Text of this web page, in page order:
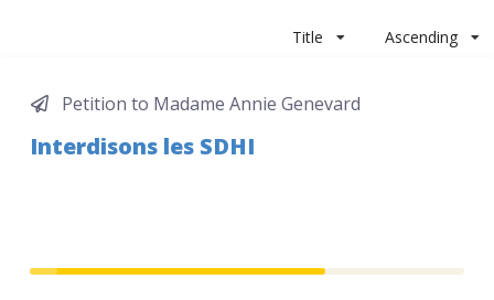
Title Ascending
Petition to Madame Annie Genevard
Interdisons les SDHI